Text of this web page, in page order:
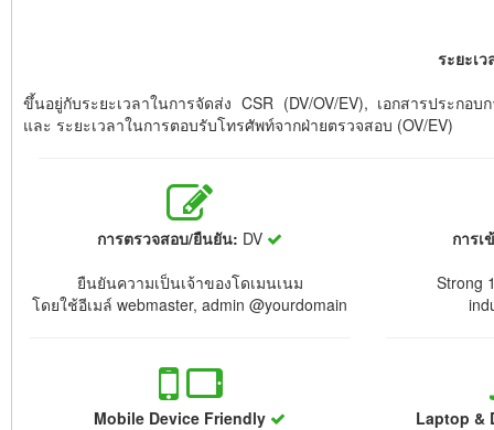
ระยะเ
ขึ้นอยู่กับระยะเวลาในการจัดส่ง CSR (DV/OV/EV), เอกสารประกอ
และ ระยะเวลาในการตอบรับโทรศัพท์จากฝ่ายตรวจสอบ (OV/EV)
การตรวจสอบ/ยืนยัน: DV
ยืนยันความเป็นเจ้าของโดเมนเนม
โดยใช้อีเมล์ webmaster, admin @yourdomain
การเ
Strong
Mobile Device Friendly
Laptop &